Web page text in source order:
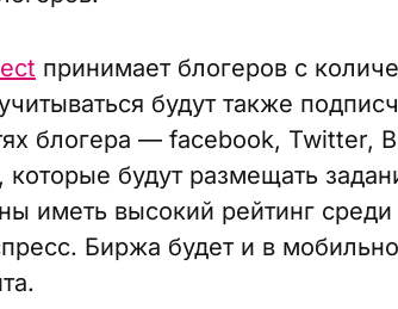
принимает блогеров с
будут также
блогера — facebook, Twitter,
будут размещать
иметь высокий рейтинг среди
Биржа будет и в